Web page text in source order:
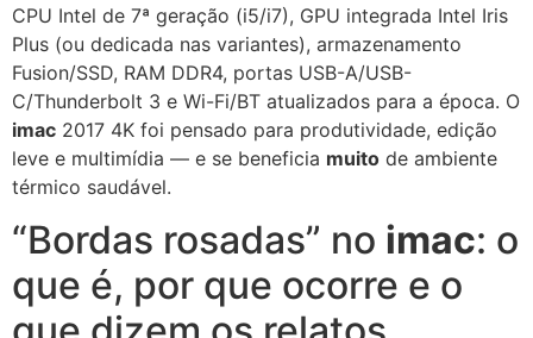
CPU Intel de 7ª geração (i5/i7), GPU integrada Intel Iris
Plus (ou dedicada nas variantes), armazenamento
Fusion/SSD, RAM DDR4, portas USB-A/USB-
C/Thunderbolt 3 e Wi-Fi/BT atualizados para a época. O
imac 2017 4K foi pensado para produtividade, edição
leve e multimídia — e se beneficia muito de ambiente
térmico saudável.
“Bordas rosadas” no imac: o
que é, por que ocorre e o